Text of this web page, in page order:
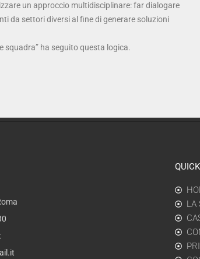
un approccio multidisciplinare: far dialogare
da settori diversi al fine di generare soluzioni
squadra” ha seguito questa logica.
LA